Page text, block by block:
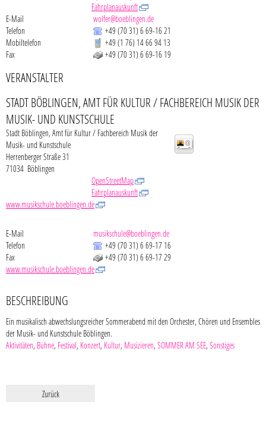
Fahrplanauskunft
E-Mail
wolfer@boeblingen.de
Telefon
+49 (70 31) 6 69-16 21
Mobiltelefon
+49 (1 76) 1466 94 13
Fax
+49 (70 31) 6 69-16 19
VERANSTALTER
STADT BÖBLINGEN, AMT FÜR KULTUR / FACHBEREICH MUSIK DER
MUSIK- UND KUNSTSCHULE
Stadt Böblingen, Amt für Kultur / Fachbereich Musik der
Musik- und Kunstschule
Herrenberger Straße 31
71034 Böblingen
OpenStreetMap
Fahrplanauskunft
www.musikschule.boeblingen.de
E-Mail
musikschule@boeblingen.de
Telefon
+49 (70 31) 6 69-17 16
Fax
+49 (70 31) 6 69-17 29
www.musikschule.boeblingen.de
BESCHREIBUNG
Ein musikalisch abwechslungsreicher Sommerabend mit den Orchester, Chören und Ensembles
der Musik- und Kunstschule Böblingen.
Aktivitäten, Bühne, Festival, Konzert, Kultur, Musizieren, SOMMER AM SEE, Sonstiges
Zurück